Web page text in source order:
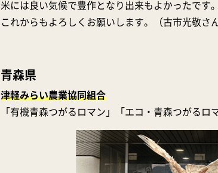
米には良い気候で豊作となり出来もよかったです
これからもよろしくお願いします。（古市光敬さん
青森県
津軽みらい農業協同組合
「有機青森つがるロマン」「エコ・青森つがるロ